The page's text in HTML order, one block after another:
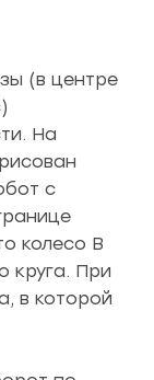
(в центре
На
с
колесо В
круга. При
в которой